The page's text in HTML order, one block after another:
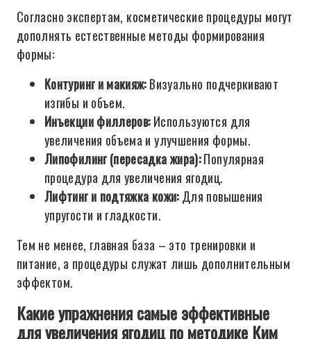
Согласно экспертам, косметические процедуры могут
дополнять естественные методы формирования
формы:
Контуринг и макияж:Визуально подчеркивают
изгибы и объем.
Инъекции филлеров:Используются для
увеличения объема и улучшения формы.
Липофилинг (пересадка жира):Популярная
процедура для увеличения ягодиц.
Лифтинг и подтяжка кожи:Для повышения
упругости и гладкости.
Тем не менее, главная база – это тренировки и
питание, а процедуры служат лишь дополнительным
эффектом.
Какие упражнения самые эффективные
для увеличения ягодиц по методике Ким